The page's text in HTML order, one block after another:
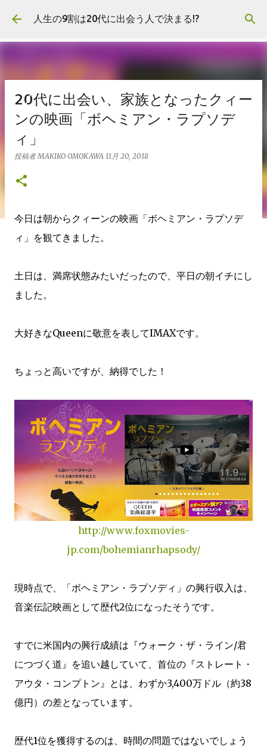
スキップしてメイン コンテンツに移動
人生の9割は20代に出会う人で決まる!?
20代に出会い、家族となったクィー
ンの映画「ボヘミアン・ラプソデ
ィ」
投稿者MAKIKO OMOKAWA 11月 20, 2018
今日は朝からクィーンの映画「ボヘミアン・ラプソデ
ィ」を観てきました。
土日は、満席状態みたいだったので、平日の朝イチにし
ました。
大好きなQueenに敬意を表してIMAXです。
ちょっと高いですが、納得でした！
http://www.foxmovies-
jp.com/bohemianrhapsody/
現時点で、「ボヘミアン・ラプソディ」の興行収入は、
音楽伝記映画として歴代2位になったそうです。
すでに米国内の興行成績は『ウォーク・ザ・ライン/君
につづく道』を追い越していて、首位の『ストレート・
アウタ・コンプトン』とは、わずか3,400万ドル（約38
億円）の差となっています。
歴代1位を獲得するのは、時間の問題ではないでしょう